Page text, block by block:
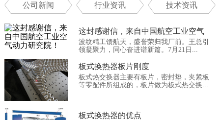
公司新闻 行业资讯 技术资讯
这封感谢信，来自中国航空工业空气
动...
波纹精工馈航天，盛誉荣归我厂前。王总引
领凝聚力，同心奋进谱新篇。7月21日...
板式换热器板片刚度
板式热交换器主要有板片，密封垫，夹紧板
等零配件所组成的，板片做为板式热交换...
板式换热器的优点